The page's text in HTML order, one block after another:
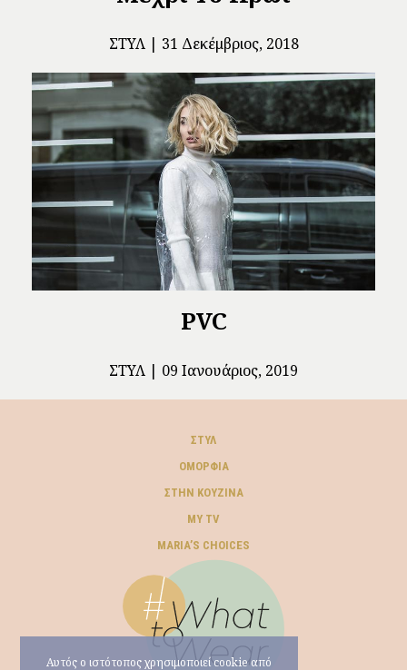
ΣΤΥΛ 31 Δεκέμβριος, 2018
PVC
ΣΤΥΛ 09 Ιανουάριος, 2019
ΣΤΥΛ
ΟΜΟΡΦΙΆ
ΣΤΗΝ ΚΟΥΖΊΝΑ
MY TV
ΜARIA’S CHOICES
Αυτός ο ιστότοπος χρησιμοποιεί cookie από